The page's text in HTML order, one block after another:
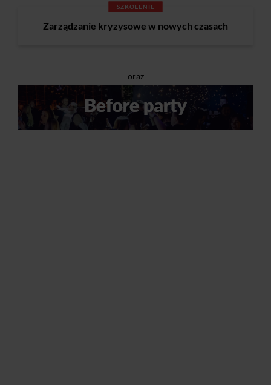
SZKOLENIE
Zarządzanie kryzysowe w nowych czasach
oraz